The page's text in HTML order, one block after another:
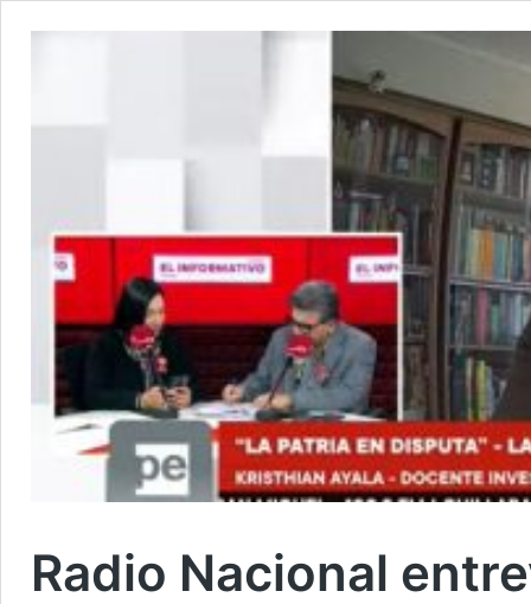
Radio Nacional